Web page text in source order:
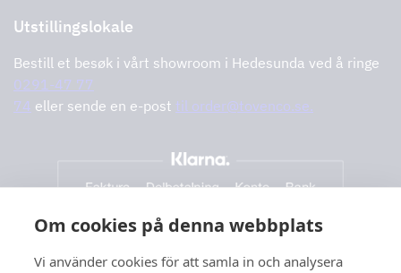
Om cookies på denna webbplats
Vi använder cookies för att samla in och analysera
Utstillingslokale
Bestill et besøk i vårt showroom i Hedesunda ved å ringe
0291-47 77
74 eller sende en e-post til order@tovenco.se.